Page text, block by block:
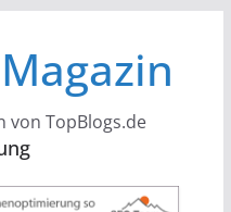
von TopBlogs.de